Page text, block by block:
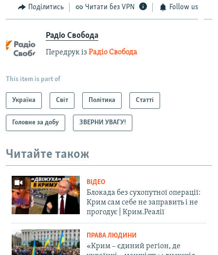
Поділитись Читати без VPN Follow us
Радіо Свобода
Передрук із Радіо Свобода
This item is part of
Україна Світ Політика Статті
Головне за добу ЗВЕРНИ УВАГУ!
Читайте також
ВІДЕО
Блокада без сухопутної операції:
Крим сам себе не заправить і не
прогодує | Крим.Реалії
ПРАВА ЛЮДИНИ
«Крим – єдиний регіон, де